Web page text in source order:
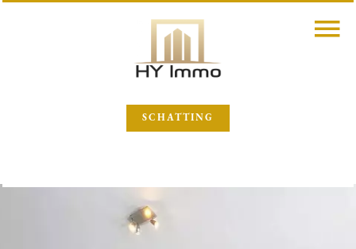
SCHATTING